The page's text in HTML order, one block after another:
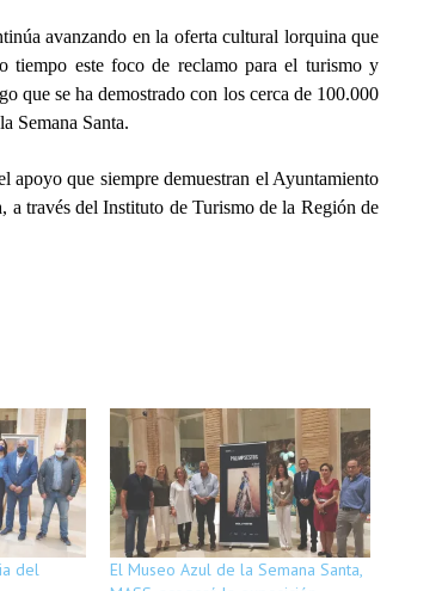
avanzando en la oferta cultural lorquina que
tiempo este foco de reclamo para el turismo y
que se ha demostrado con los cerca de 100.000
Semana Santa.
apoyo que siempre demuestran el Ayuntamiento
través del Instituto de Turismo de la Región de
del
El Museo Azul de la Semana Santa,